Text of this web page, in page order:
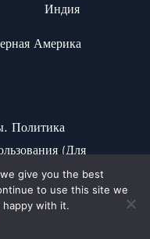
Индия
Америка
Политика
(Для
последнюю
Edge)
give you the best
to use this site we
happy with it.